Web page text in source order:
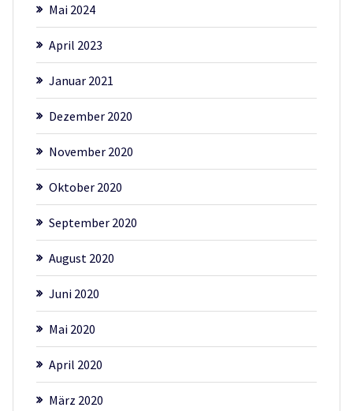
Mai 2024
April 2023
Januar 2021
Dezember 2020
November 2020
Oktober 2020
September 2020
August 2020
Juni 2020
Mai 2020
April 2020
März 2020